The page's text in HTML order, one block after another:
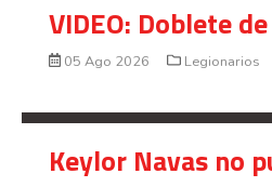
VIDEO: Doblete
05 Ago 2026 Legionarios
Keylor Navas no